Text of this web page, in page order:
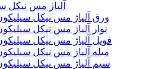
آلیاژ مس نیکل
ورق آلیاژ مس نیکل
نوار آلیاژ مس نیکل
فویل آلیاژ مس نیکل
میله آلیاژ مس نیکل
سیم آلیاژ مس نیکل